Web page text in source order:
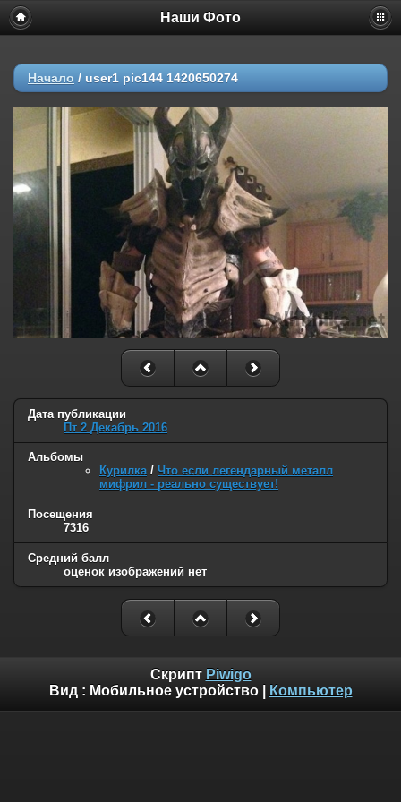
Наши Фото
Начало / user1 pic144 1420650274
Дата публикации
Пт 2 Декабрь 2016
Альбомы
Курилка/ Что если легендарный металл
мифрил - реально существует!
Посещения
7316
Средний балл
оценок изображений нет
Скрипт Piwigo
Вид : Мобильное устройство| Компьютер